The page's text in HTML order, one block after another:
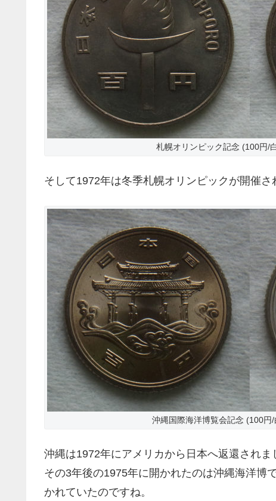
札幌オリンピック記念 (100円/
そして1972年は冬季札幌オリンピックが開催さ
沖縄国際海洋博覧会記念 (100円
沖縄は1972年にアメリカから日本へ返還されま
その3年後の1975年に開かれたのは沖縄海洋博
かれていたのですね。